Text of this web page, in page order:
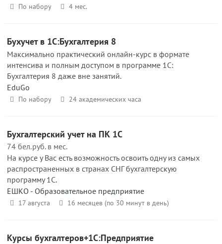
По набору 4 мес.
Бухучет в 1С:Бухгалтерия 8
Максимально практический онлайн-курс в формате
интенсива и полным доступом в программе 1С:
Бухгалтерия 8 даже вне занятий.
EduGo
По набору 24 академических часа
Бухгалтерский учет на ПК 1C
74 бел.руб. в мес.
На курсе у Вас есть возможность освоить одну из самых
распространенных в странах СНГ бухгалтерскую
программу 1С.
ЕШКО - Образовательное предприятие
17 августа 16 месяцев (по 30 минут в день)
Курсы бухгалтеров+1С:Предприятие